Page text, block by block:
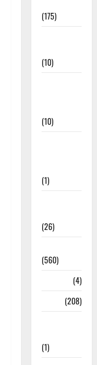
(175)
(10)
(10)
(1)
(26)
(560)
(4)
(208)
(1)